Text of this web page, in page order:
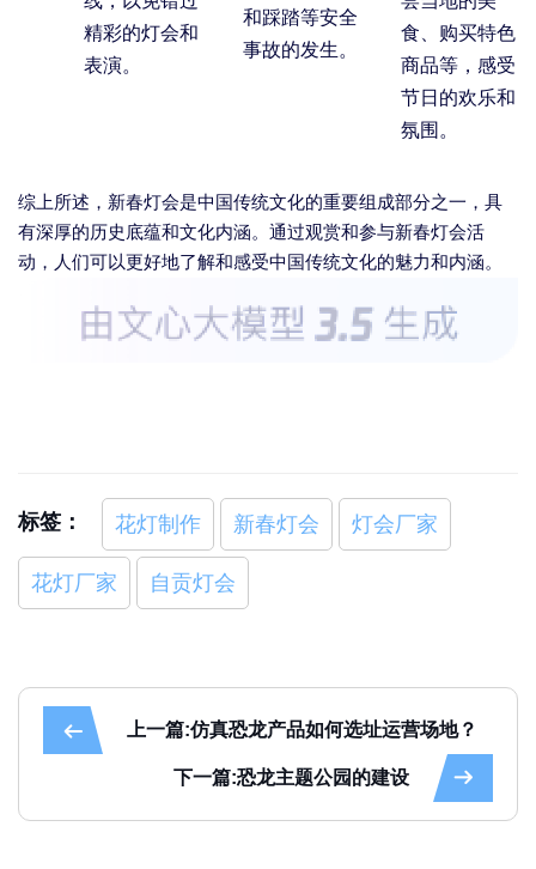
精彩的灯会和
表演。
和踩踏等安全
事故的发生。
食、购买特色
商品等，感受
节日的欢乐和
氛围。
综上所述，新春灯会是中国传统文化的重要组成部分之一，具
有深厚的历史底蕴和文化内涵。通过观赏和参与新春灯会活
动，人们可以更好地了解和感受中国传统文化的魅力和内涵。
标签： 花灯制作 新春灯会 灯会厂家
花灯厂家 自贡灯会
上一篇:仿真恐龙产品如何选址运营场地？
下一篇:恐龙主题公园的建设